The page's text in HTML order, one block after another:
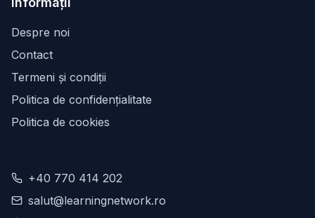
Despre noi
Contact
Termeni și condiții
Politica de confidențialitate
Politica de cookies
+40 770 414 202
salut@learningnetwork.ro